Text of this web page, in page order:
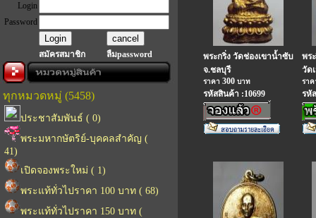
Login
Password
สมัครสมาชิก ลืมpassword
ทุกหมวดหมู่ (5458)
ประชาสัมพันธ์ ( 0)
พระมหากษัตริย์-บุคคลสำคัญ (
41)
เปิดจองพระใหม่ ( 1)
พระแท้ทั่วไปราคา 100 บาท ( 68)
พระแท้ทั่วไปราคา 150 บาท (
พระกริ่ง วัดช่องเขาน้ำซับ
จ.ชลบุรี
ราคา 300 บาท
รหัสสินค้า :10699
พร
วัด
รา
รหั